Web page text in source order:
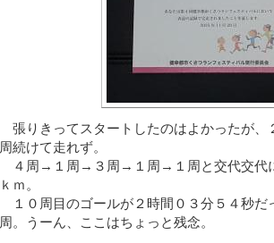
張りきってスタートしたのはよかったが、
周続けて走れず。
４周→１周→３周→１周→１周と交代交代
ｋｍ。
１０周目のゴールが２時間０３分５４秒だ
周。うーん、ここはちょっと残念。